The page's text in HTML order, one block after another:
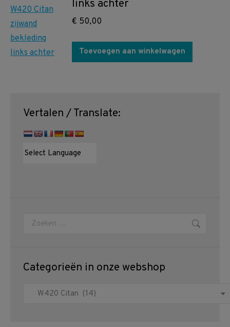
links achter
€ 50,00
Toevoegen aan winkelwagen
Vertalen / Translate:
Zoeken:
Categorieën in onze webshop